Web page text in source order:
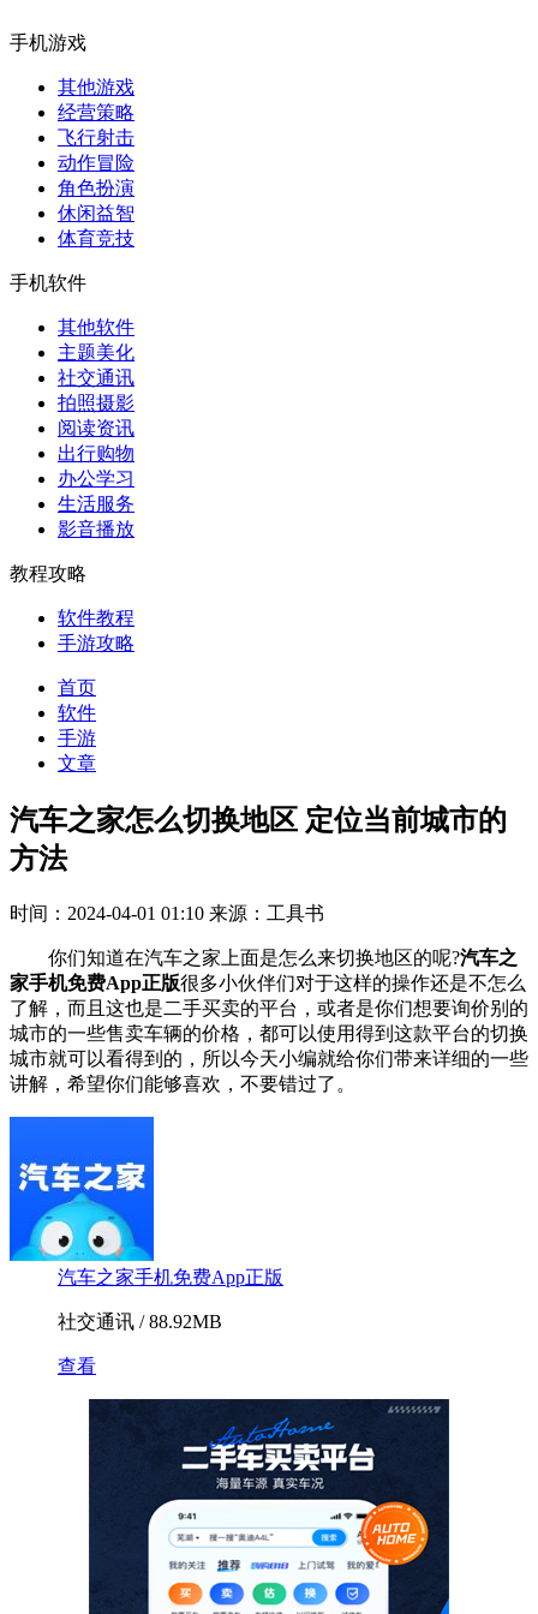
手机游戏
其他游戏
经营策略
飞行射击
动作冒险
角色扮演
休闲益智
体育竞技
手机软件
其他软件
主题美化
社交通讯
拍照摄影
阅读资讯
出行购物
办公学习
生活服务
影音播放
教程攻略
软件教程
手游攻略
首页
软件
手游
文章
汽车之家怎么切换地区 定位当前城市的
方法
时间：2024-04-01 01:10 来源：工具书
你们知道在汽车之家上面是怎么来切换地区的呢?汽车之
家手机免费App正版很多小伙伴们对于这样的操作还是不怎么
了解，而且这也是二手买卖的平台，或者是你们想要询价别的
城市的一些售卖车辆的价格，都可以使用得到这款平台的切换
城市就可以看得到的，所以今天小编就给你们带来详细的一些
讲解，希望你们能够喜欢，不要错过了。
汽车之家手机免费App正版
社交通讯 / 88.92MB
查看